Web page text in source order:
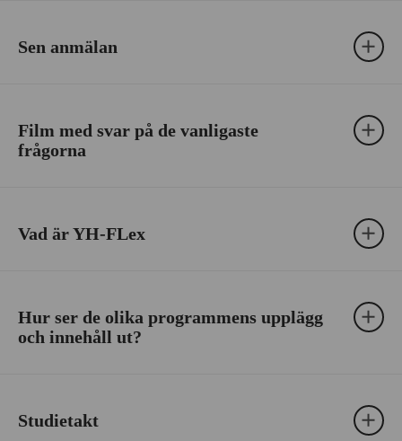
Sen anmälan
Film med svar på de vanligaste
frågorna
Vad är YH-FLex
Hur ser de olika programmens upplägg
och innehåll ut?
Studietakt